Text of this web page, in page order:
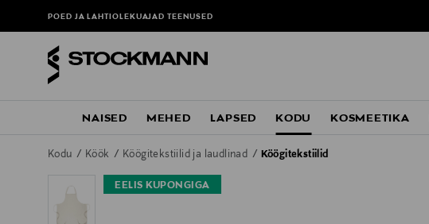
POED JA LAHTIOLEKUAJADTEENUSED
NAISED MEHED LAPSED KODU KOSMEETIKA
Kodu Köök Köögitekstiilid ja laudlinad Köögitekstiilid
EELIS KUPONGIGA